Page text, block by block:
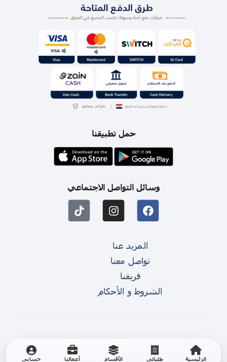
الرئيسية طلباتي الأقسام أعمالنا حسابي
حمل تطبيقنا
وسائل التواصل الاجتماعي
المزيد عنا
تواصل معنا
فريقنا
الشروط و الأحكام